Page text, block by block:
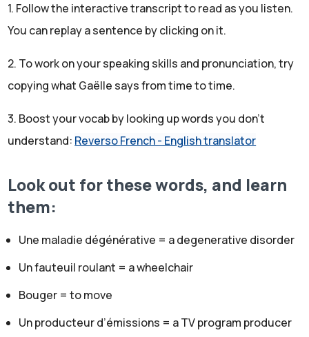
sommes mis en contact et nous avons réussi à
enregistrer cette émission. Donc merci beaucoup à
accepté cette interview.
Gaelle:
utilise beaucoup d'expressions françaises très utiles,
très sympas. Donc regardez bien la transcription si c'est
vocabulaire qui est sur le site internet de LanguaTalk,
parce que toutes ces expressions sont vraiment très
intéressantes et j'espère utiles pour vous dans votre
Gaelle:
Jérémy:
1. Follow the interactive transcript to read as you listen.
You can replay a sentence by clicking on it.
2. To work on your speaking skills and pronunciation, try
copying what Gaëlle says from time to time.
3. Boost your vocab by looking up words you don't
understand: Reverso French - English translator
Look out for these words, and learn
them:
Une maladie dégénérative = a degenerative disorder
Un fauteuil roulant = a wheelchair
Bouger = to move
Un producteur d’émissions = a TV program producer